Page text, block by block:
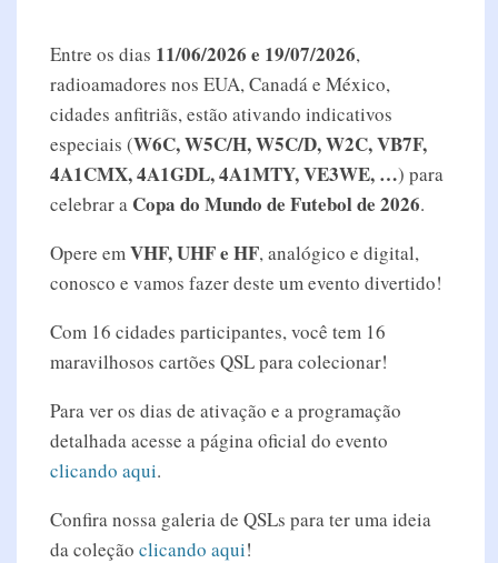
Entre os dias 11/06/2026 e 19/07/2026,
radioamadores nos EUA, Canadá e México,
cidades anfitriãs, estão ativando indicativos
especiais (W6C, W5C/H, W5C/D, W2C, VB7F,
4A1CMX, 4A1GDL, 4A1MTY, VE3WE, …) para
celebrar a Copa do Mundo de Futebol de 2026.
Opere emVHF, UHF e HF, analógico e digital,
conosco e vamos fazer deste um evento divertido!
Com 16 cidades participantes, você tem 16
maravilhosos cartões QSL para colecionar!
Para ver os dias de ativação e a programação
detalhada acesse a página oficial do evento
clicando aqui.
Confira nossa galeria de QSLs para ter uma ideia
da coleção clicando aqui!